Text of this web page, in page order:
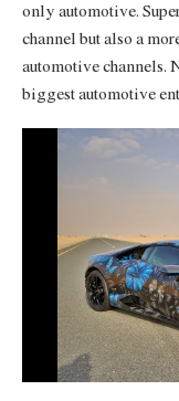
only automotive.
channel but also a
automotive channels.
biggest automotive